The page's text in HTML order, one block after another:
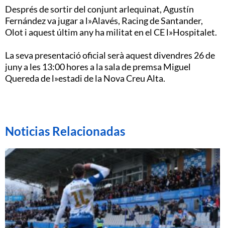
Després de sortir del conjunt arlequinat, Agustín
Fernández va jugar a l»Alavés, Racing de Santander,
Olot i aquest últim any ha militat en el CE l»Hospitalet.
La seva presentació oficial serà aquest divendres 26 de
juny a les 13:00 hores a la sala de premsa Miguel
Quereda de l»estadi de la Nova Creu Alta.
Noticias Relacionadas